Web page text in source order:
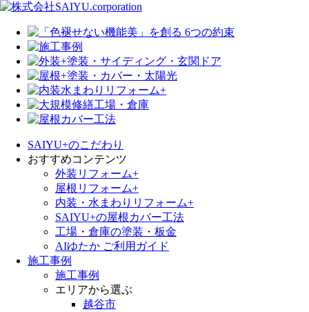
SAIYU+のこだわり
おすすめコンテンツ
外装リフォーム+
屋根リフォーム+
内装・水まわりリフォーム+
SAIYU+の屋根カバー工法
工場・倉庫の塗装・板金
AIゆたか ご利用ガイド
施工事例
施工事例
エリアから選ぶ
越谷市